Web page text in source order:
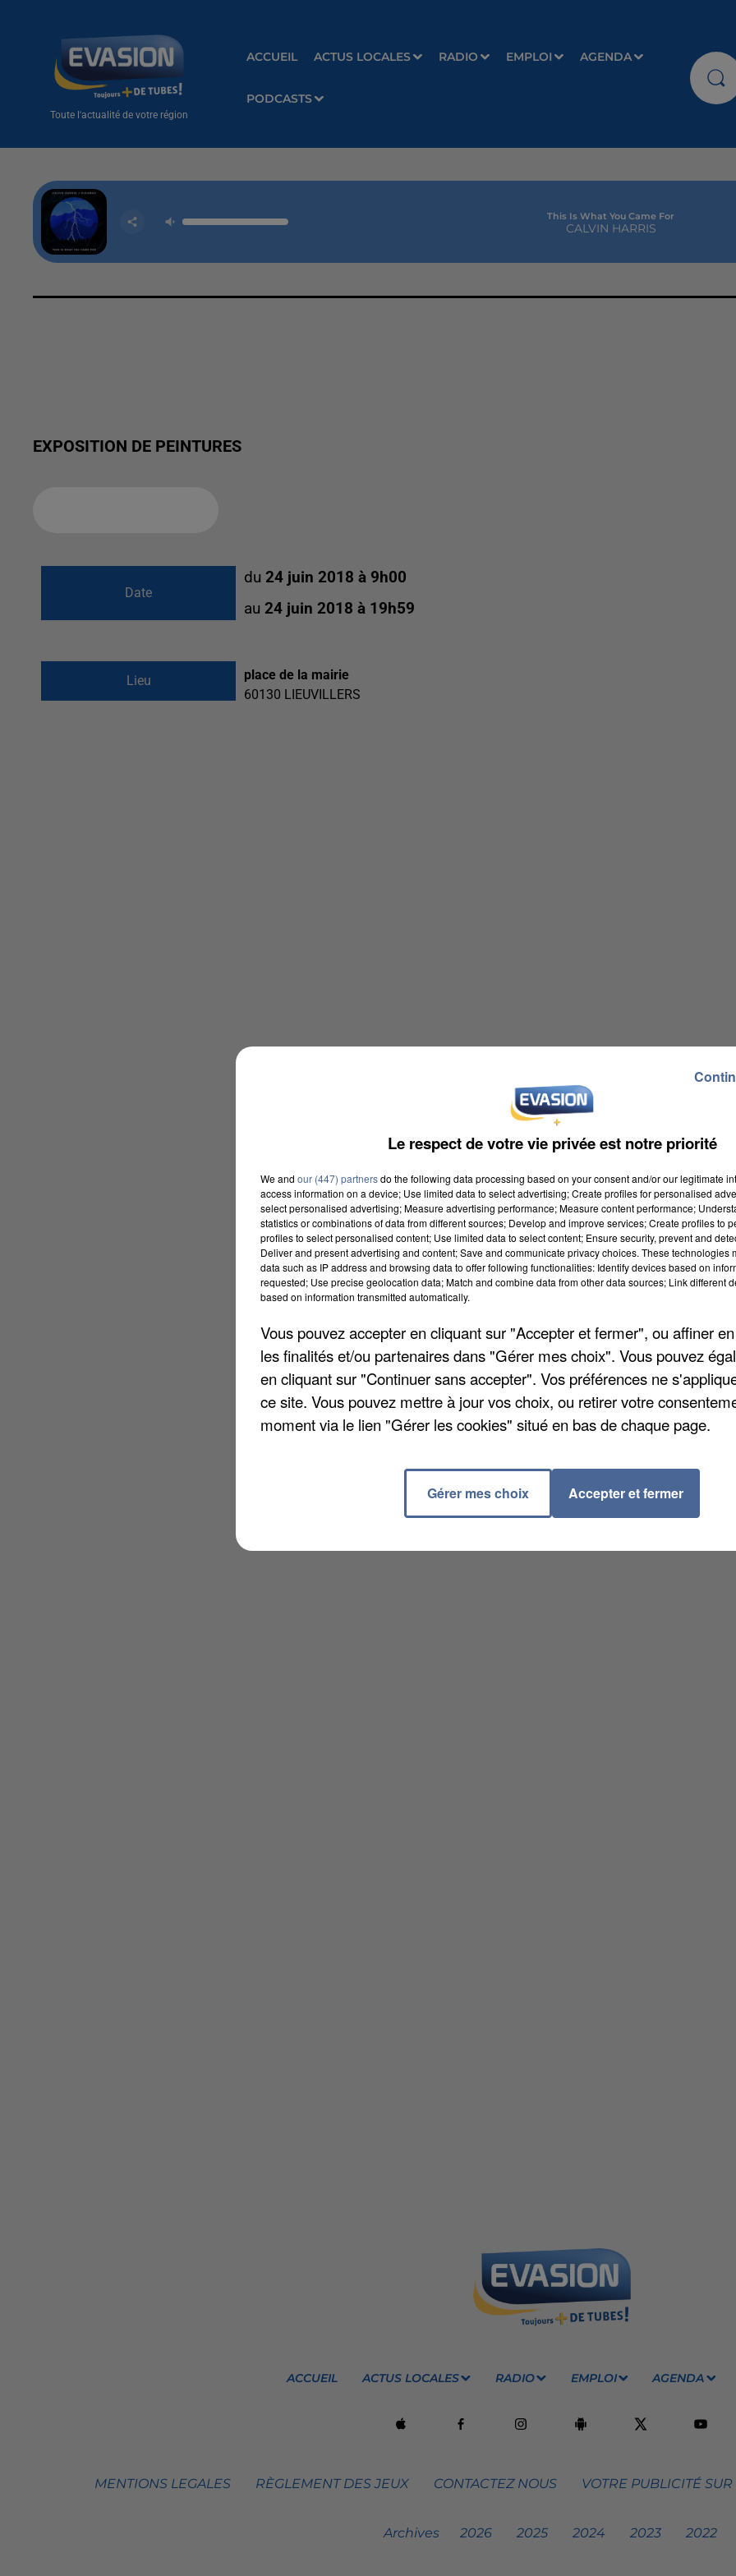
Toute l'actualité de votre région
ACCUEIL ACTUS LOCALES RADIO EMPLOI AGENDA
PODCASTS
This Is What You Came For
CALVIN HARRIS
EXPOSITION DE PEINTURES
Date
du24 juin 2018 à 9h00
au24 juin 2018 à 19h59
Lieu
place de la mairie
60130 LIEUVILLERS
ACCUEIL ACTUS LOCALES RADIO EMPLOI AGENDA
MENTIONS LEGALES RÈGLEMENT DES JEUX CONTACTEZ NOUS VOTRE PUBLICITÉ
Archives 2026 2025 2024 2023 2022
Le respect de votre vie privée est notre priorité
We and our (447) partnersdo the following data processing based on your consent and/or our legitimate
access information on a device; Use limited data to select advertising; Create profiles for personalised
select personalised advertising; Measure advertising performance; Measure content performance;
statistics or combinations of data from different sources; Develop and improve services; Create profiles to
profiles to select personalised content; Use limited data to select content; Ensure security, prevent and
Deliver and present advertising and content; Save and communicate privacy choices. These technologies
data such as IP address and browsing data to offer following functionalities: Identify devices based on
requested; Use precise geolocation data; Match and combine data from other data sources; Link different
based on information transmitted automatically.
Vous pouvez accepter en cliquant sur "Accepter et fermer", ou affiner
les finalités et/ou partenaires dans "Gérer mes choix". Vous pouvez
en cliquant sur "Continuer sans accepter". Vos préférences ne
ce site. Vous pouvez mettre à jour vos choix, ou retirer votre
moment via le lien "Gérer les cookies" situé en bas de chaque page.
Gérer mes choix Accepter et fermer